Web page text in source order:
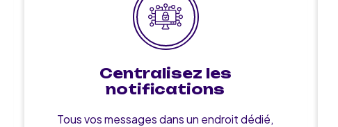
Centralisez les
notifications
Tous vos messages dans un endroit dédié,